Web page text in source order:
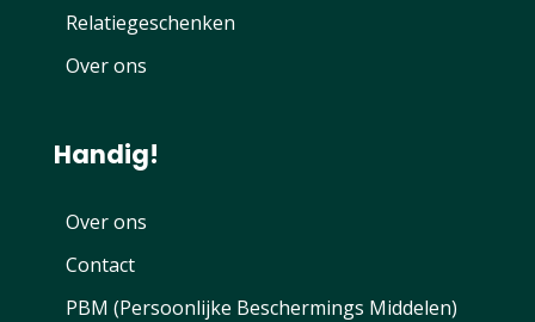
Relatiegeschenken
Over ons
Handig!
Over ons
Contact
PBM (Persoonlijke Beschermings Middelen)